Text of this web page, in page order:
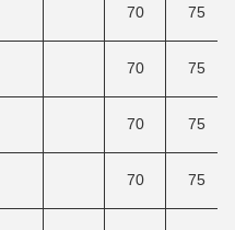
70 75
70 75
70 75
70 75